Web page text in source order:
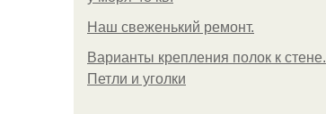
Наш свеженький ремонт.
Варианты крепления полок к стене.
Петли и уголки